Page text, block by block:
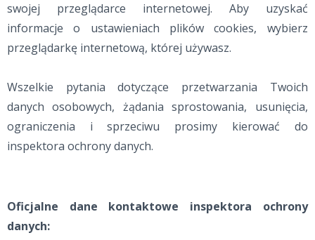
swojej przeglądarce internetowej. Aby uzyskać
informacje o ustawieniach plików cookies, wybierz
przeglądarkę internetową, której używasz.
Wszelkie pytania dotyczące przetwarzania Twoich
danych osobowych, żądania sprostowania, usunięcia,
ograniczenia i sprzeciwu prosimy kierować do
inspektora ochrony danych.
Oficjalne dane kontaktowe inspektora ochrony
danych: